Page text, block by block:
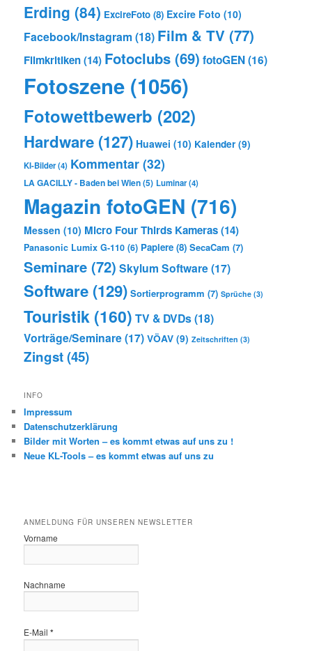
Erding (84) ExcireFoto (8) Excire Foto (10)
Facebook/Instagram (18) Film & TV (77)
Filmkritiken(14) Fotoclubs (69) fotoGEN(16)
Fotoszene (1056)
Fotowettbewerb (202)
Hardware (127) Huawei (10) Kalender (9)
KI-Bilder(4) Kommentar (32)
LA GACILLY - Baden bei Wien(5) Luminar(4)
Magazin fotoGEN (716)
Messen (10) Micro Four Thirds Kameras(14)
Panasonic Lumix G-110 (6) Papiere (8) SecaCam (7)
Seminare (72) Skylum Software(17)
Software (129) Sortierprogramm (7) Sprüche (3)
Touristik (160) TV & DVDs(18)
Vorträge/Seminare(17) VÖAV (9) Zeitschriften (3)
Zingst(45)
INFO
Impressum
Datenschutzerklärung
Bilder mit Worten – es kommt etwas auf uns zu !
Neue KL-Tools – es kommt etwas auf uns zu
ANMELDUNG FÜR UNSEREN NEWSLETTER
Vorname
Nachname
E-Mail*